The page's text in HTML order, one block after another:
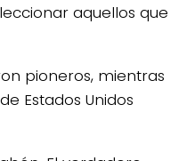
aquellos que
pioneros, mientras
Estados Unidos